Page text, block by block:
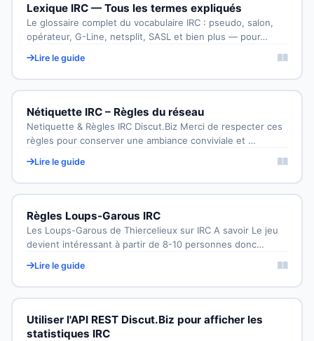
Lexique IRC — Tous les termes expliqués
Le glossaire complet du vocabulaire IRC : pseudo, salon,
opérateur, G-Line, netsplit, SASL et bien plus — pour…
Lire le guide
Nétiquette IRC – Règles du réseau
Netiquette & Règles IRC Discut.Biz Merci de respecter ces
règles pour conserver une ambiance conviviale et …
Lire le guide
Règles Loups-Garous IRC
Les Loups-Garous de Thiercelieux sur IRC A savoir Le jeu
devient intéressant à partir de 8-10 personnes donc…
Lire le guide
Utiliser l'API REST Discut.Biz pour afficher les
statistiques IRC